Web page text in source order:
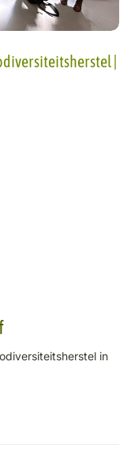
|
in